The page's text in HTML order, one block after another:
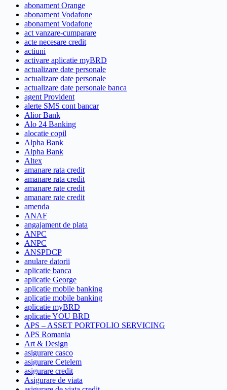
abonament Orange
abonament Vodafone
abonament Vodafone
act vanzare-cumparare
acte necesare credit
actiuni
activare aplicatie myBRD
actualizare date personale
actualizare date personale
actualizare date personale banca
agent Provident
alerte SMS cont bancar
Alior Bank
Alo 24 Banking
alocatie copil
Alpha Bank
Alpha Bank
Altex
amanare rata credit
amanare rata credit
amanare rate credit
amanare rate credit
amenda
ANAF
angajament de plata
ANPC
ANPC
ANSPDCP
anulare datorii
aplicatie banca
aplicatie George
aplicatie mobile banking
aplicatie mobile banking
aplicatie myBRD
aplicatie YOU BRD
APS – ASSET PORTFOLIO SERVICING
APS Romania
Art & Design
asigurare casco
asigurare Cetelem
asigurare credit
Asigurare de viata